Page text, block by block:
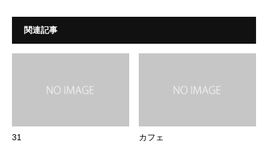
関連記事
31 カフェ